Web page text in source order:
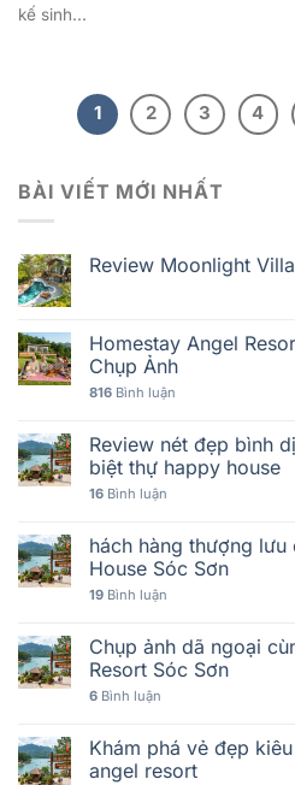
kế sinh...
1 2 3 4
BÀI VIẾT MỚI NHẤT
Review Moonlight
Homestay Angel
Chụp Ảnh
816 Bình luận
Review nét đẹp bình
biệt thự happy house
16 Bình luận
hách hàng thượng
House Sóc Sơn
19 Bình luận
Chụp ảnh dã ngoại
Resort Sóc Sơn
6 Bình luận
Khám phá vẻ đẹp
angel resort